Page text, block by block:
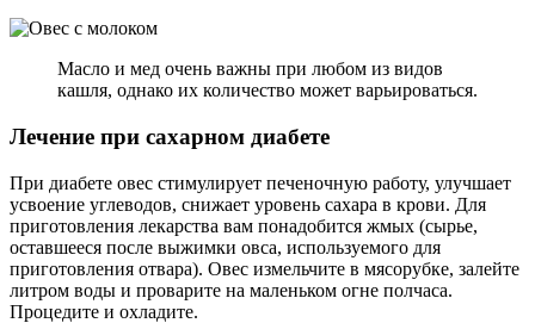
Масло и мед очень важны при любом из видов
кашля, однако их количество может варьироваться.
Лечение при сахарном диабете
При диабете овес стимулирует печеночную работу, улучшает
усвоение углеводов, снижает уровень сахара в крови. Для
приготовления лекарства вам понадобится жмых (сырье,
оставшееся после выжимки овса, используемого для
приготовления отвара). Овес измельчите в мясорубке, залейте
литром воды и проварите на маленьком огне полчаса.
Процедите и охладите.